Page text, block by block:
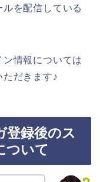
を配信している
情報については
ただきます♪
登録後のス
ついて